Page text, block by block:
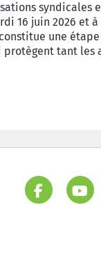
syndicales
16 juin 2026 et
une
tant les